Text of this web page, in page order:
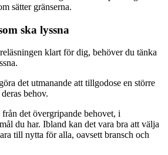
sätter gränserna.
ska lyssna
klart för dig, behöver du tänka
det utmanande att tillgodose en större
behov.
det övergripande behovet, i
du har. Ibland kan det vara bra att välja
till nytta för alla, oavsett bransch och